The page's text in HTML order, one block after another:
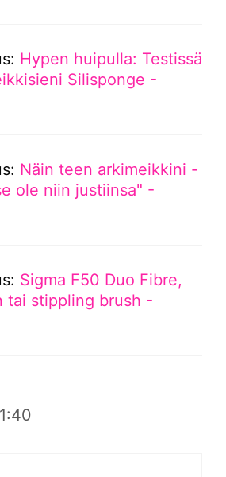
Hypen huipulla: Testissä
Silisponge -
Näin teen arkimeikkini -
ole niin justiinsa" -
Sigma F50 Duo Fibre,
tai stippling brush -